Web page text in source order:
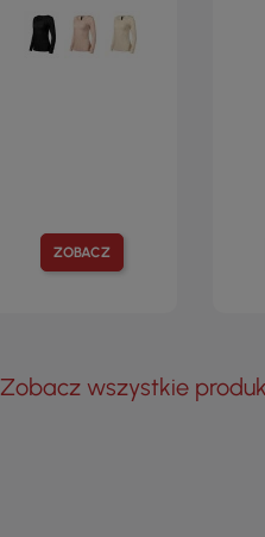
ZOBACZ
Zobacz wszystkie